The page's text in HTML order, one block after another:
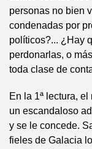
personas no bien
condenadas por
políticos?... ¿Hay
perdonarlas, o
toda clase de
En la 1ª lectura,
un escandaloso
y se le concede.
fieles de Galacia